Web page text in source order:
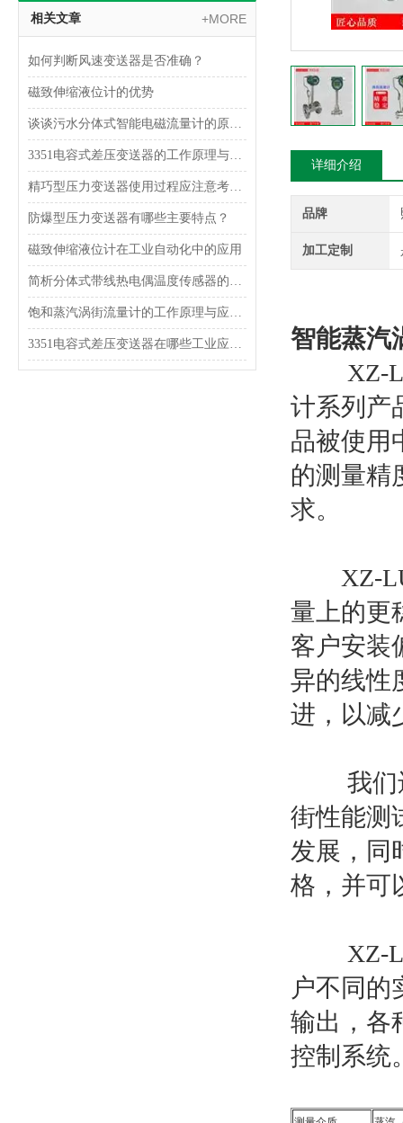
相关文章 +MORE
如何判断风速变送器是否准确？
磁致伸缩液位计的优势
谈谈污水分体式智能电磁流量计的原理和特点
3351电容式差压变送器的工作原理与结构特点
精巧型压力变送器使用过程应注意考虑什么？
防爆型压力变送器有哪些主要特点？
磁致伸缩液位计在工业自动化中的应用
简析分体式带线热电偶温度传感器的原理和特点
饱和蒸汽涡街流量计的工作原理与应用分析
3351电容式差压变送器在哪些工业应用中使用？
详细介绍
品牌
加工定制
智能蒸汽
XZ-
计系列产
品被使用
的测量精
求。
XZ-
量上的更
客户安装
异的线性
进，以减
我们还
街性能测
发展，同
格，并可
XZ-
户不同的
输出，各
控制系统